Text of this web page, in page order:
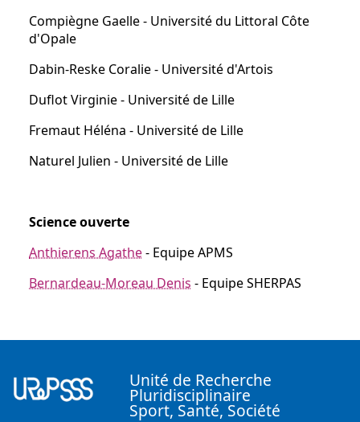
Compiègne Gaelle - Université du Littoral Côte
d'Opale
Dabin-Reske Coralie - Université d'Artois
Duflot Virginie - Université de Lille
Fremaut Héléna - Université de Lille
Naturel Julien - Université de Lille
Science ouverte
Anthierens Agathe- Equipe APMS
Bernardeau-Moreau Denis - Equipe SHERPAS
Unité de Recherche
Pluridisciplinaire
Sport, Santé, Société